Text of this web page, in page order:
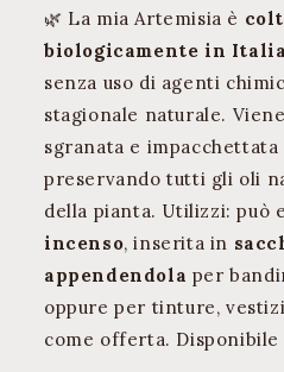
🌿 La mia Artemisia è
biologicamente in Italia
senza uso di agenti
stagionale naturale.
sgranata e impacchettata
preservando tutti gli oli
della pianta. Utilizzi: può
incenso, inserita in
appendendola per
oppure per tinture,
come offerta. Disponibile